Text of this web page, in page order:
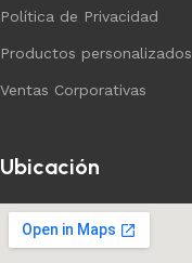
Política de Privacidad
Productos personalizados
Ventas Corporativas
Ubicación